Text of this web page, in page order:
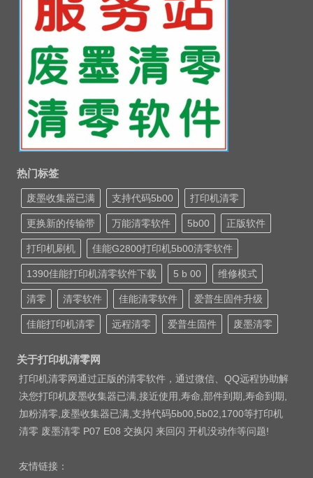
热门标签
废墨收集器已满 支持代码5b00 打印机清零
更换新的传输带 万能清零软件 5b00 正版软件
打印机刷机 佳能G2800打印机5b00清零软件
1390佳能打印机清零软件下载 5 b 00 维修模式
清零 清零软件 佳能清零软件 爱普生固件升级
佳能打印机清零 远程清零 爱普生固件 废墨清零
关于打印机清零网
打印机清零网通过正版的清零软件，通过微信、QQ远程协助解
决您打印机废墨收集器已满,接近使用,寿命,部件到期,寿命到期,
加粉清零,废墨收集器已满,支持代码5b00,5b02,1700等打印机
清零 废墨清零 P07 E08 交换闪 来回闪 开机没动作等问题!
友情链接：